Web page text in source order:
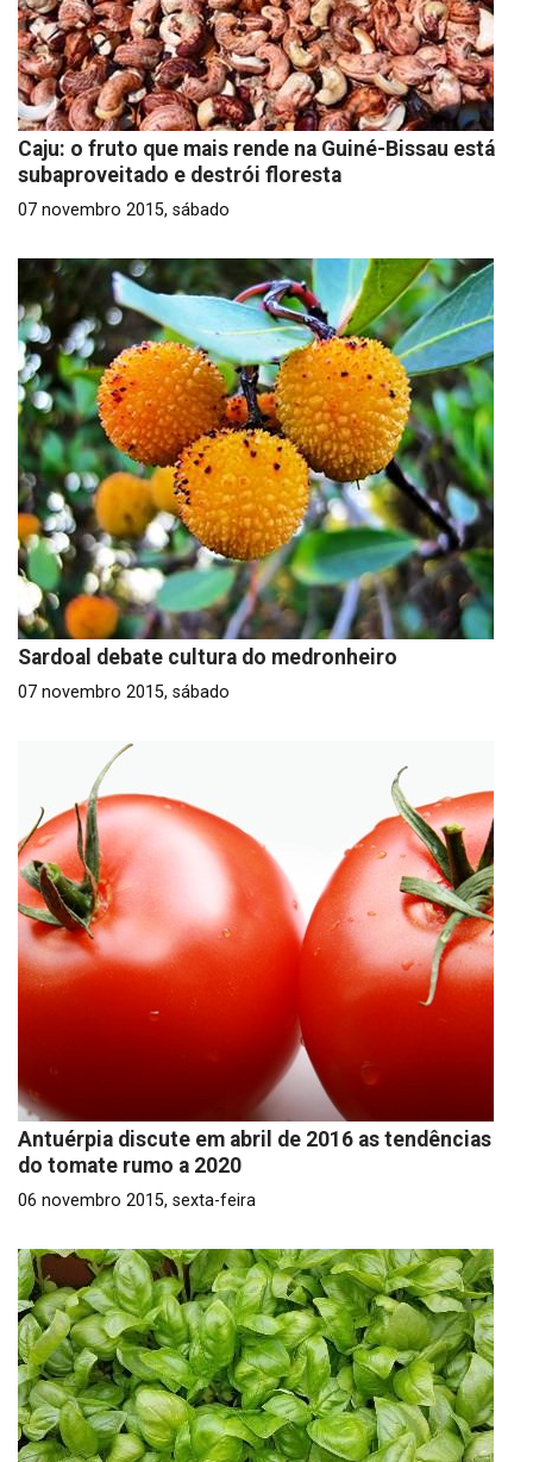
Caju: o fruto que mais rende na Guiné-Bissau está
subaproveitado e destrói floresta
07 novembro 2015, sábado
Sardoal debate cultura do medronheiro
07 novembro 2015, sábado
Antuérpia discute em abril de 2016 as tendências
do tomate rumo a 2020
06 novembro 2015, sexta-feira